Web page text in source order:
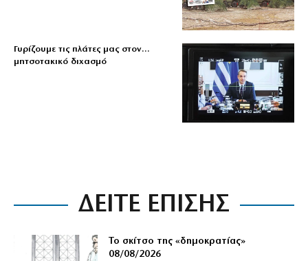
Γυρίζουμε τις πλάτες μας στον…
μητσοτακικό διχασμό
ΔΕΙΤΕ ΕΠΙΣΗΣ
Το σκίτσο της «δημοκρατίας»
08/08/2026